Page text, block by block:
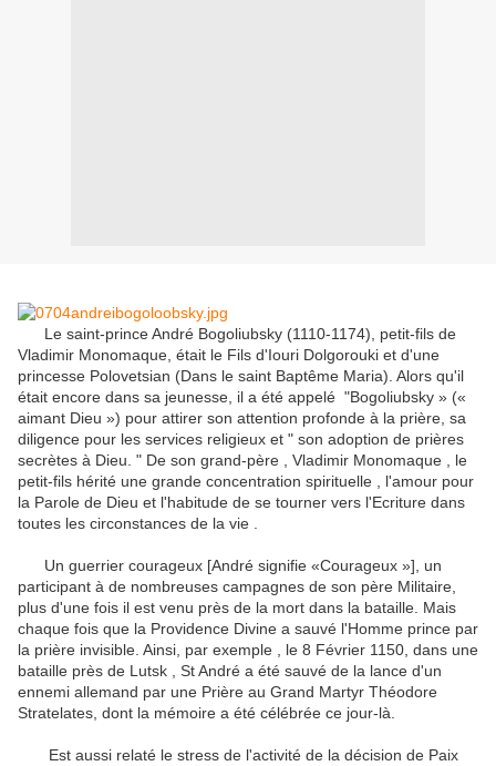
Le saint-prince André Bogoliubsky (1110-1174), petit-fils de
Vladimir Monomaque, était le Fils d'Iouri Dolgorouki et d'une
princesse Polovetsian (Dans le saint Baptême Maria). Alors qu'il
était encore dans sa jeunesse, il a été appelé "Bogoliubsky » («
aimant Dieu ») pour attirer son attention profonde à la prière, sa
diligence pour les services religieux et " son adoption de prières
secrètes à Dieu. " De son grand-père , Vladimir Monomaque , le
petit-fils hérité une grande concentration spirituelle , l'amour pour
la Parole de Dieu et l'habitude de se tourner vers l'Ecriture dans
toutes les circonstances de la vie .
Un guerrier courageux [André signifie «Courageux »], un
participant à de nombreuses campagnes de son père Militaire,
plus d'une fois il est venu près de la mort dans la bataille. Mais
chaque fois que la Providence Divine a sauvé l'Homme prince par
la prière invisible. Ainsi, par exemple , le 8 Février 1150, dans une
bataille près de Lutsk , St André a été sauvé de la lance d'un
ennemi allemand par une Prière au Grand Martyr Théodore
Stratelates, dont la mémoire a été célébrée ce jour-là.
Est aussi relaté le stress de l'activité de la décision de Paix